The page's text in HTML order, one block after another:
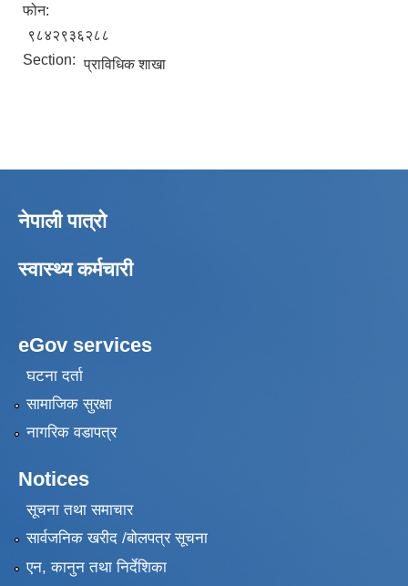
फोन:
९८४२९३६२८८
Section: प्राविधिक शाखा
नेपाली पात्रो
स्वास्थ्य कर्मचारी
eGov services
घटना दर्ता
सामाजिक सुरक्षा
नागरिक वडापत्र
Notices
सूचना तथा समाचार
सार्वजनिक खरीद /बोलपत्र सूचना
एन, कानुन तथा निर्देशिका